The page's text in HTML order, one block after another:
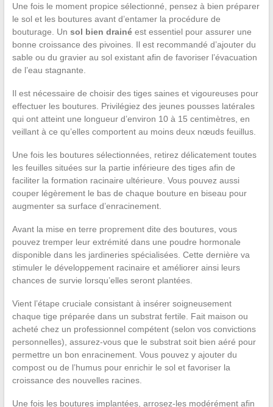
Une fois le moment propice sélectionné, pensez à bien préparer
le sol et les boutures avant d’entamer la procédure de
bouturage. Un sol bien drainéest essentiel pour assurer une
bonne croissance des pivoines. Il est recommandé d’ajouter du
sable ou du gravier au sol existant afin de favoriser l’évacuation
de l’eau stagnante.
Il est nécessaire de choisir des tiges saines et vigoureuses pour
effectuer les boutures. Privilégiez des jeunes pousses latérales
qui ont atteint une longueur d’environ 10 à 15 centimètres, en
veillant à ce qu’elles comportent au moins deux nœuds feuillus.
Une fois les boutures sélectionnées, retirez délicatement toutes
les feuilles situées sur la partie inférieure des tiges afin de
faciliter la formation racinaire ultérieure. Vous pouvez aussi
couper légèrement le bas de chaque bouture en biseau pour
augmenter sa surface d’enracinement.
Avant la mise en terre proprement dite des boutures, vous
pouvez tremper leur extrémité dans une poudre hormonale
disponible dans les jardineries spécialisées. Cette dernière va
stimuler le développement racinaire et améliorer ainsi leurs
chances de survie lorsqu’elles seront plantées.
Vient l’étape cruciale consistant à insérer soigneusement
chaque tige préparée dans un substrat fertile. Fait maison ou
acheté chez un professionnel compétent (selon vos convictions
personnelles), assurez-vous que le substrat soit bien aéré pour
permettre un bon enracinement. Vous pouvez y ajouter du
compost ou de l’humus pour enrichir le sol et favoriser la
croissance des nouvelles racines.
Une fois les boutures implantées, arrosez-les modérément afin